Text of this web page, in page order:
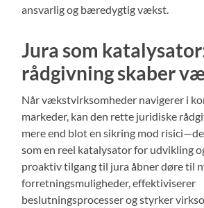
ansvarlig og bæredygtig vækst.
Jura som
rådgivning skaber
Når vækstvirksomheder navigerer i
markeder, kan den rette juridiske
mere end blot en sikring mod
som en reel katalysator for udvikling
proaktiv tilgang til jura åbner døre til
forretningsmuligheder, effektiviserer
beslutningsprocesser og styrker